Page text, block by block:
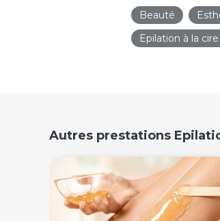
Beauté
Epilation à la cire
Autres prestations